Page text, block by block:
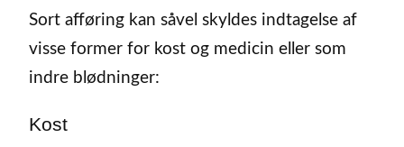
Sort afføring kan såvel skyldes indtagelse af
visse former for kost og medicin eller som
indre blødninger:
Kost